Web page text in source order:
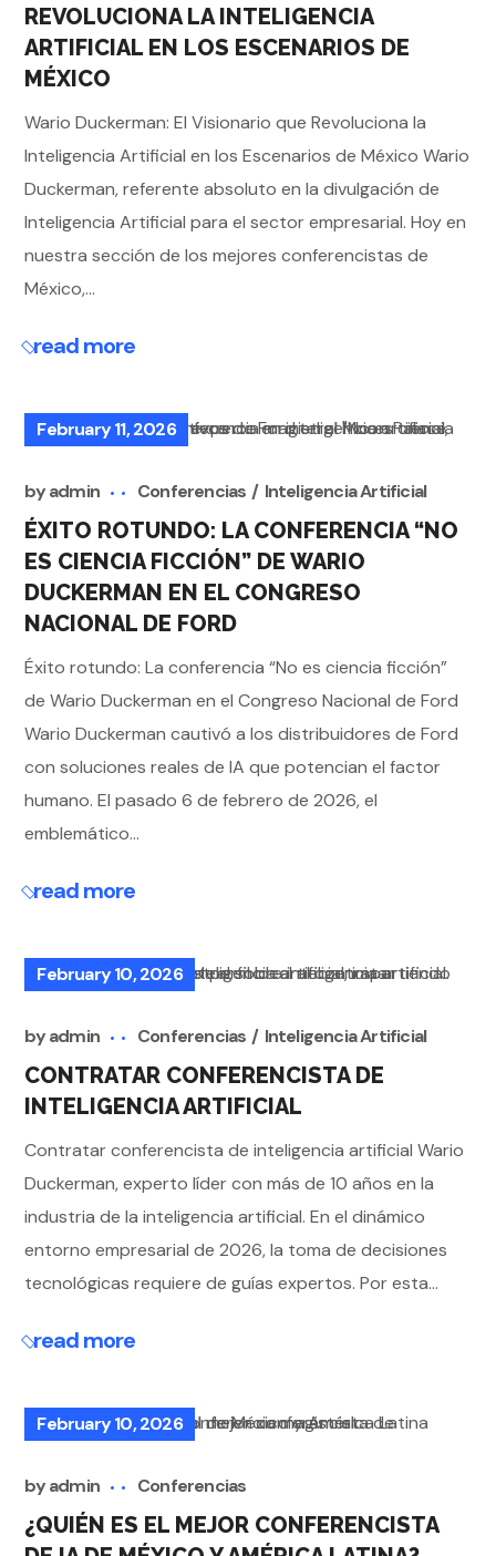
REVOLUCIONA LA INTELIGENCIA
ARTIFICIAL EN LOS ESCENARIOS DE
MÉXICO
Wario Duckerman: El Visionario que Revoluciona la
Inteligencia Artificial en los Escenarios de México Wario
Duckerman, referente absoluto en la divulgación de
Inteligencia Artificial para el sector empresarial. Hoy en
nuestra sección de los mejores conferencistas de
México,...
read more
February 11, 2026
byadmin Conferencias Inteligencia Artificial
ÉXITO ROTUNDO: LA CONFERENCIA “NO
ES CIENCIA FICCIÓN” DE WARIO
DUCKERMAN EN EL CONGRESO
NACIONAL DE FORD
Éxito rotundo: La conferencia “No es ciencia ficción”
de Wario Duckerman en el Congreso Nacional de Ford
Wario Duckerman cautivó a los distribuidores de Ford
con soluciones reales de IA que potencian el factor
humano. El pasado 6 de febrero de 2026, el
emblemático...
read more
February 10, 2026
byadmin Conferencias Inteligencia Artificial
CONTRATAR CONFERENCISTA DE
INTELIGENCIA ARTIFICIAL
Contratar conferencista de inteligencia artificial Wario
Duckerman, experto líder con más de 10 años en la
industria de la inteligencia artificial. En el dinámico
entorno empresarial de 2026, la toma de decisiones
tecnológicas requiere de guías expertos. Por esta...
read more
February 10, 2026
byadmin Conferencias
¿QUIÉN ES EL MEJOR CONFERENCISTA